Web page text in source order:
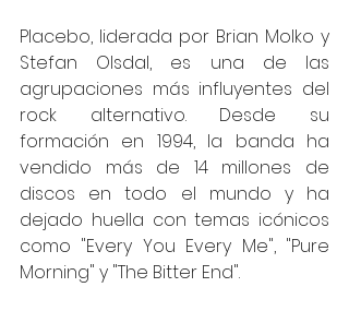
Placebo, liderada por Brian Molko y
Stefan Olsdal, es una de las
agrupaciones más influyentes del
rock alternativo. Desde su
formación en 1994, la banda ha
vendido más de 14 millones de
discos en todo el mundo y ha
dejado huella con temas icónicos
como "Every You Every Me", "Pure
Morning" y "The Bitter End".